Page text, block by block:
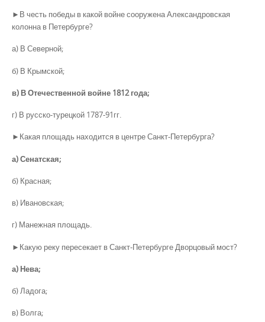
►В честь победы в какой войне сооружена Александровская
колонна в Петербурге?
а) В Северной;
б) В Крымской;
в) В Отечественной войне 1812 года;
г) В русско-турецкой 1787-91гг.
►Какая площадь находится в центре Санкт-Петербурга?
а) Сенатская;
б) Красная;
в) Ивановская;
г) Манежная площадь.
►Какую реку пересекает в Санкт-Петербурге Дворцовый мост?
а) Нева;
б) Ладога;
в) Волга;